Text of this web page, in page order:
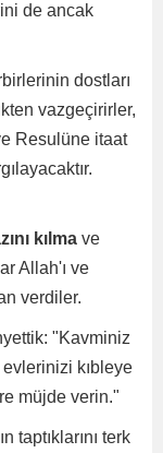
de ancak
dostları
vazgeçirirler,
Resulüne itaat
kılma ve
Allah'ı ve
verdiler.
"Kavminiz
evlerinizi kıbleye
müjde verin."
taptıklarını terk